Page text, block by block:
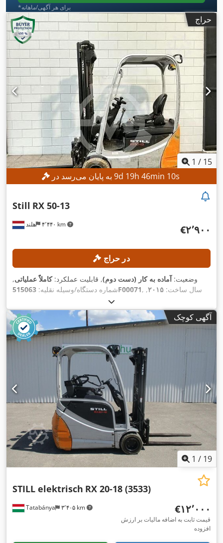
*برای هر آگهی/ماهانه
حراج
1 / 15
به پایان می‌رسد در9d19h46min8s
هلند ۴٬۴۴۰ km
Still RX 50-13
‎€۲٬۹۰۰
در حراج
وضعیت:آماده به کار (دست دوم), قابلیت عملکرد:کاملاً عملیاتی,
شماره دستگاه/وسیله نقلیه:515063F00071 , سال ساخت: ۲۰۱۵,
, ارتفاع
بالابری:۵٬۲۵۰ میلی‌متر , برداشت آزاد:۱٬۸۵۰ میلی‌متر
, نوع سوخت:
برقی
, نوع دکل:تریپلکس , آگهی کوچک
1 / 19
Tatabánya ۳٬۴۰۵ km
STILL elektrisch RX 20-18 (3533)
‎€۱۲٬۰۰۰
قیمت ثابت به اضافه مالیات بر ارزش
افزوده